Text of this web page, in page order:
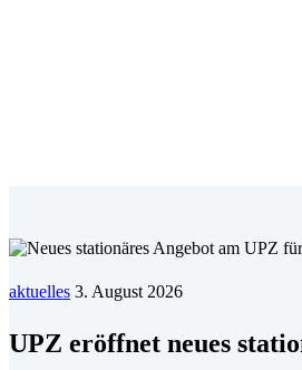
aktuelles 3. August 2026
UPZ eröffnet neues